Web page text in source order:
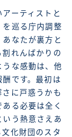
ーティストと
を巡る庁内調整
なたが裏方と
れんばかりの
な感動は、他
です。最初は
に戸惑うかも
る必要は全く
う熱意さえあ
化財団のスタ